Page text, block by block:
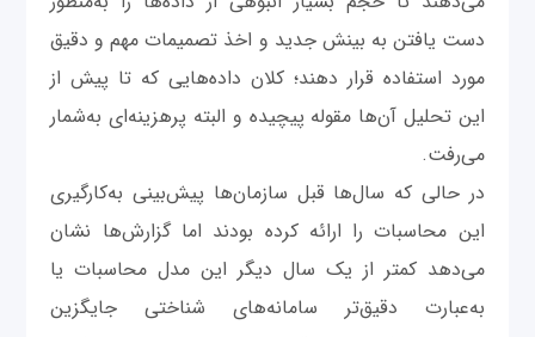
دست یافتن به بینش جدید و اخذ تصمیمات مهم و دقیق
مورد استفاده قرار دهند؛ کلان داده‌هایی که تا پیش از
این تحلیل آن‌ها مقوله پیچیده و البته پرهزینه‌ای به‌شمار
می‌رفت.
در حالی که سال‌ها قبل سازمان‌ها پیش‌بینی به‌کارگیری
این محاسبات را ارائه کرده بودند اما گزارش‌ها نشان
می‌دهد کمتر از یک سال دیگر این مدل محاسبات یا
به‌عبارت دقیق‌تر سامانه‌های شناختی جایگزین